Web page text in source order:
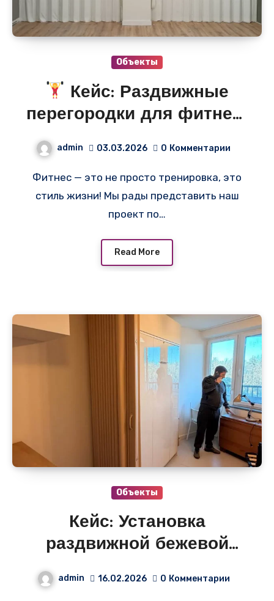
Объекты
Кейс: Раздвижные
перегородки для фитнес-
центра «Фитнес Плюс»!
admin 03.03.2026 0 Комментарии
Фитнес — это не просто тренировка, это
стиль жизни! Мы рады представить наш
проект по…
Read More
Объекты
Кейс: Установка
раздвижной бежевой
мягкой перегородки в
частной квартире в
admin 16.02.2026 0 Комментарии